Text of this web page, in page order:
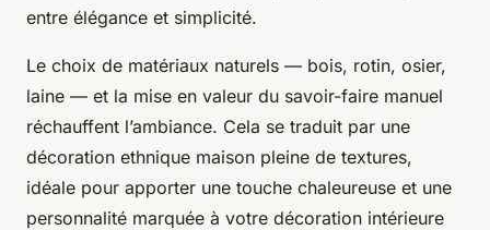
entre élégance et simplicité.
Le choix de matériaux naturels — bois, rotin, osier,
laine — et la mise en valeur du savoir-faire manuel
réchauffent l’ambiance. Cela se traduit par une
décoration ethnique maison pleine de textures,
idéale pour apporter une touche chaleureuse et une
personnalité marquée à votre décoration intérieure